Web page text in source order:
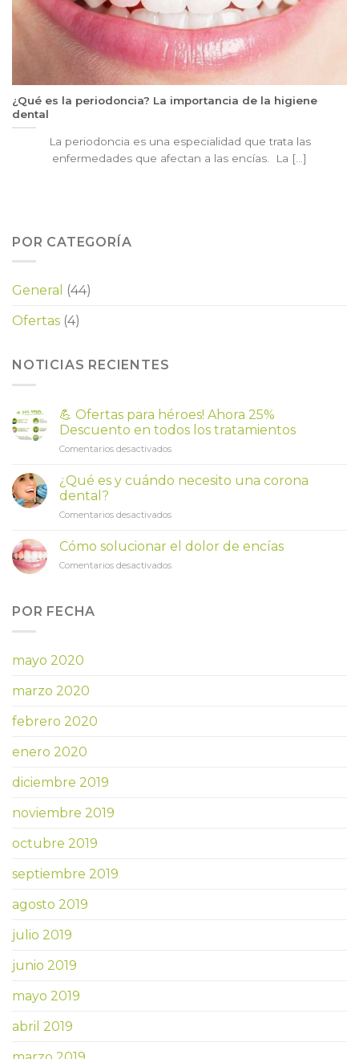
¿Qué es la periodoncia? La importancia de la higiene
dental
La periodoncia es una especialidad que trata las
enfermedades que afectan a las encías. La [...]
POR CATEGORÍA
General
(44)
Ofertas (4)
NOTICIAS RECIENTES
💪 Ofertas para héroes! Ahora 25%
Descuento en todos los tratamientos
Comentarios desactivadosen
Ofertas
Ahora
Descuento
todos
¿Qué es y cuándo necesito una corona
dental?
Comentarios desactivadosen
es
cuándo
Cómo solucionar el dolor de encías
Comentarios desactivadosen
POR FECHA
mayo 2020
marzo 2020
febrero 2020
enero 2020
diciembre 2019
noviembre 2019
octubre 2019
septiembre 2019
agosto 2019
julio 2019
junio 2019
mayo 2019
abril 2019